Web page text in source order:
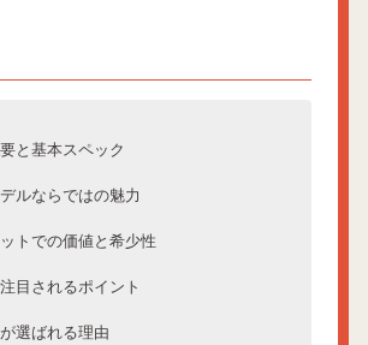
と基本スペック
ルならではの魅力
トでの価値と希少性
目されるポイント
選ばれる理由